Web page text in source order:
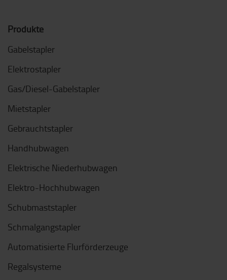
Produkte
Gabelstapler
Elektrostapler
Gas/Diesel-Gabelstapler
Mietstapler
Gebrauchtstapler
Handhubwagen
Elektrische Niederhubwagen
Elektro-Hochhubwagen
Schubmaststapler
Schmalgangstapler
Automatisierte Flurförderzeuge
Regalsysteme